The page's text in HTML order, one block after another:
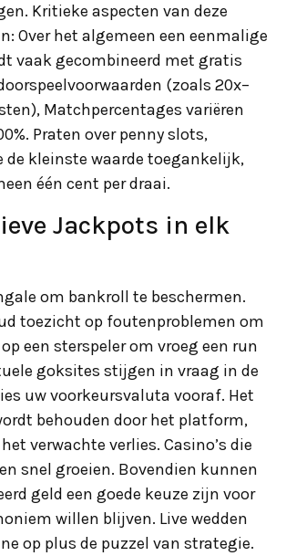
Kritieke aspecten van deze
Over het algemeen een eenmalige
vaak gecombineerd met gratis
(zoals 20x–
Matchpercentages variëren
Praten over penny slots,
de kleinste waarde toegankelijk,
één cent per draai.
Jackpots in elk
om bankroll te beschermen.
toezicht op foutenproblemen om
een sterspeler om vroeg een run
goksites stijgen in vraag in de
uw voorkeursvaluta vooraf. Het
behouden door het platform,
verwachte verlies. Casino’s die
snel groeien. Bovendien kunnen
geld een goede keuze zijn voor
willen blijven. Live wedden
op plus de puzzel van strategie.